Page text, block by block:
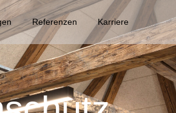
Referenzen Karriere